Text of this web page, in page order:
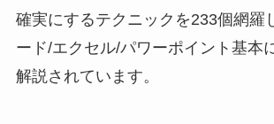
確実にするテクニックを233個網羅
ード/エクセル/パワーポイント基本
解説されています。